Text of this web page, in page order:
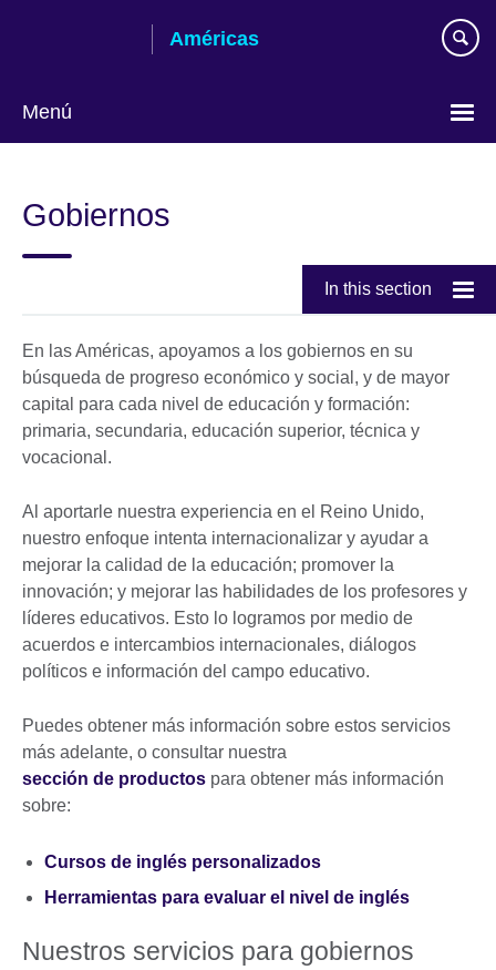
Américas
Menú
Gobiernos
In this section
En las Américas, apoyamos a los gobiernos en su
búsqueda de progreso económico y social, y de mayor
capital para cada nivel de educación y formación:
primaria, secundaria, educación superior, técnica y
vocacional.
Al aportarle nuestra experiencia en el Reino Unido,
nuestro enfoque intenta internacionalizar y ayudar a
mejorar la calidad de la educación; promover la
innovación; y mejorar las habilidades de los profesores y
líderes educativos. Esto lo logramos por medio de
acuerdos e intercambios internacionales, diálogos
políticos e información del campo educativo.
Puedes obtener más información sobre estos servicios
más adelante, o consultar nuestra
sección de productos para obtener más información
sobre:
Cursos de inglés personalizados
Herramientas para evaluar el nivel de inglés
Nuestros servicios para gobiernos